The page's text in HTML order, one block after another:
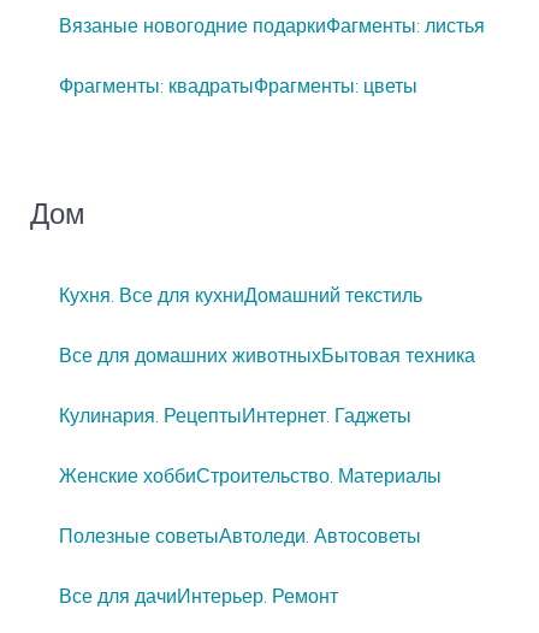
Вязаные новогодние подаркиФагменты: листья
Фрагменты: квадратыФрагменты: цветы
Дом
Кухня. Все для кухниДомашний текстиль
Все для домашних животныхБытовая техника
Кулинария. РецептыИнтернет. Гаджеты
Женские хоббиСтроительство. Материалы
Полезные советыАвтоледи. Автосоветы
Все для дачиИнтерьер. Ремонт